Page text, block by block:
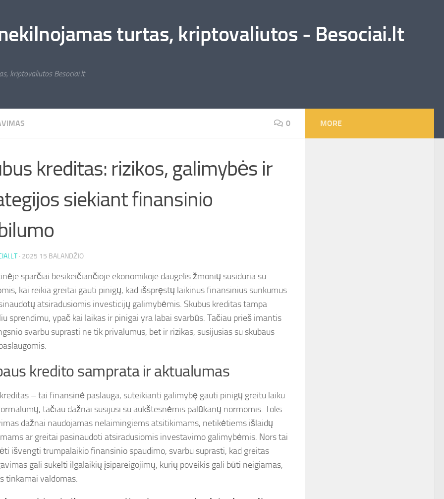
turtas, kriptovaliutos - Besociai.lt
kriptovaliutos Besociai.lt
0
kreditas: rizikos, galimybės ir
siekiant finansinio
· 2025 15 BALANDŽIO
sparčiai besikeičiančioje ekonomikoje daugelis žmonių susiduria su
kai reikia greitai gauti pinigų, kad išspręstų laikinus finansinius sunkumus
atsiradusiomis investicijų galimybėmis. Skubus kreditas tampa
sprendimu, ypač kai laikas ir pinigai yra labai svarbūs. Tačiau prieš imantis
svarbu suprasti ne tik privalumus, bet ir rizikas, susijusias su skubaus
kredito samprata ir aktualumas
– tai finansinė paslauga, suteikianti galimybę gauti pinigų greitu laiku
tačiau dažnai susijusi su aukštesnėmis palūkanų normomis. Toks
dažnai naudojamas nelaimingiems atsitikimams, netikėtiems išlaidų
ar greitai pasinaudoti atsiradusiomis investavimo galimybėmis. Nors tai
išvengti trumpalaikio finansinio spaudimo, svarbu suprasti, kad greitas
gali sukelti ilgalaikių įsipareigojimų, kurių poveikis gali būti neigiamas,
tinkamai valdomas.
MORE